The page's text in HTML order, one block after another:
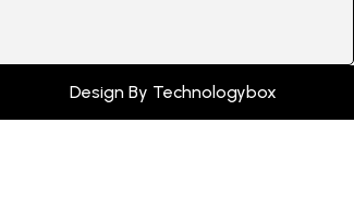
Design By Technologybox